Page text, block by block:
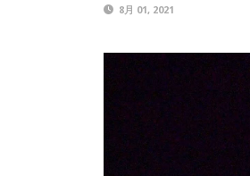
8月 01, 2021